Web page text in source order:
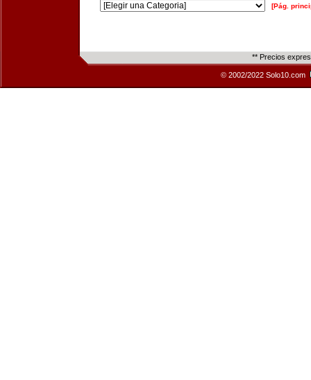
[Pág.
** Precios
© 2002/2022 Solo10.com